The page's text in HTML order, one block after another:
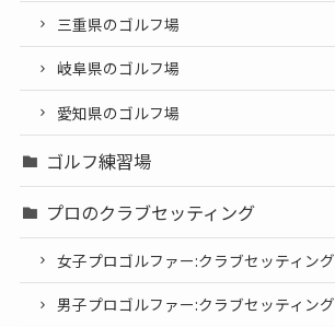
三重県のゴルフ場
岐阜県のゴルフ場
愛知県のゴルフ場
ゴルフ練習場
プロのクラブセッティング
女子プロゴルファー:クラブセッティング
男子プロゴルファー:クラブセッティング